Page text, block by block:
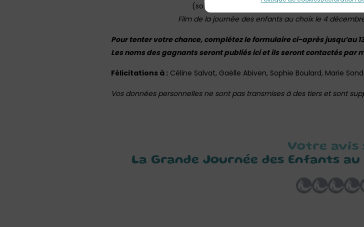
(soit 5 personnes différentes sélectionnées
Film de la journée des enfants au choix le 4
Pour tenter votre chance, complétez le formulaire ci-après jusqu’au
Les noms des gagnants seront publiés ici et ils seront contactés par
Félicitations à : Céline Salvat, Gaëlle Abiven, Sophie Boulard, Marie
Vos données personnelles ne sont pas transmises à des tiers et sont
Votre avis
La Grande Journée des Enfants